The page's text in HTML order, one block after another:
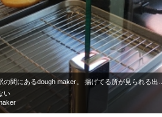
の間にあるdough maker。 揚げてる所が見られる出…
い